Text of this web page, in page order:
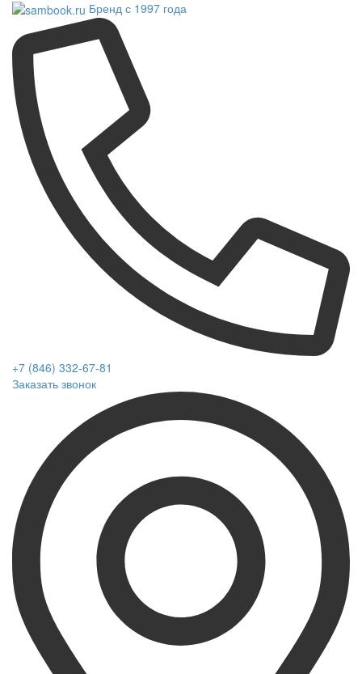
Бренд с 1997 года
+7 (846) 332-67-81
Заказать звонок